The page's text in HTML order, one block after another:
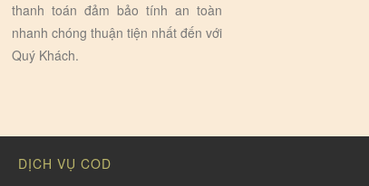
thanh toán đảm bảo tính an toàn
nhanh chóng thuận tiện nhất đến với
Quý Khách.
DỊCH VỤ COD